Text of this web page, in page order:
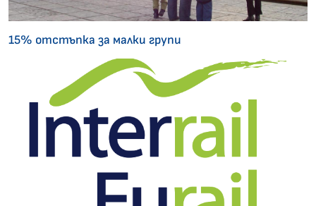
15% отстъпка за малки групи